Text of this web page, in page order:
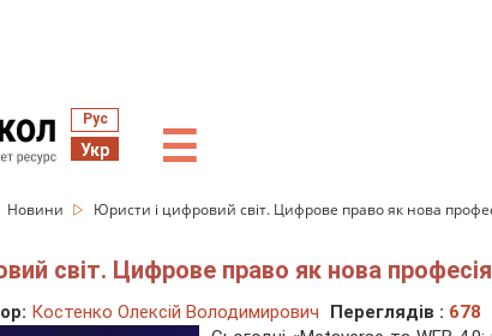
Рус
Укр ☰
Новини Юристи і цифровий світ. Цифрове право як нова
світ. Цифрове право як нова
Костенко Олексій Володимирович Переглядів : 678